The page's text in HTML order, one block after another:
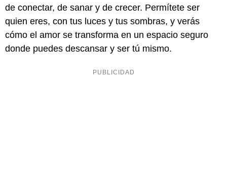
de conectar, de sanar y de crecer. Permítete ser
quien eres, con tus luces y tus sombras, y verás
cómo el amor se transforma en un espacio seguro
donde puedes descansar y ser tú mismo.